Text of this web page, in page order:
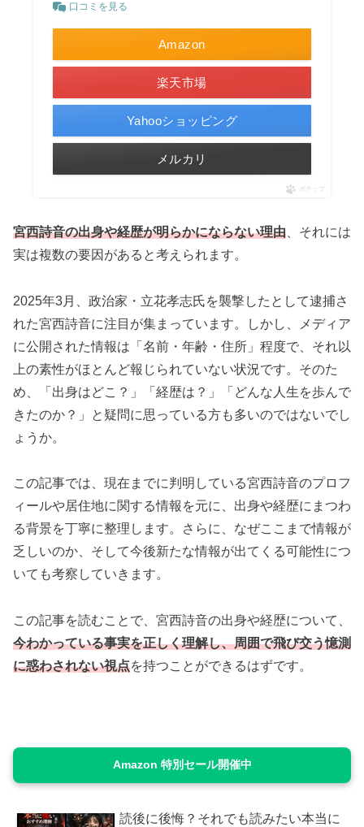
口コミを見る
Amazon
楽天市場
Yahooショッピング
メルカリ
ポチップ
宮西詩音の出身や経歴が明らかにならない理由 、それには
実は複数の要因があると考えられます。
2025年3月、政治家・立花孝志氏を襲撃したとして逮捕さ
れた宮西詩音に注目が集まっています。しかし、メディア
に公開された情報は「名前・年齢・住所」程度で、それ以
上の素性がほとんど報じられていない状況です。そのた
め、「出身はどこ？」「経歴は？」「どんな人生を歩んで
きたのか？」と疑問に思っている方も多いのではないでし
ょうか。
この記事では、現在までに判明している宮西詩音のプロフ
ィールや居住地に関する情報を元に、出身や経歴にまつわ
る背景を丁寧に整理します。さらに、なぜここまで情報が
乏しいのか、そして今後新たな情報が出てくる可能性につ
いても考察していきます。
この記事を読むことで、宮西詩音の出身や経歴について、
今わかっている事実を正しく理解し、周囲で飛び交う憶測
に惑わされない視点を持つことができるはずです。
Amazon 特別セール開催中
読後に後悔？それでも読みたい本当に